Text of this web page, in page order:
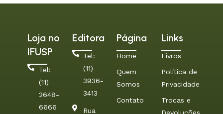
Loja no
IFUSP
Tel:
(11)
2648-
6666
Editora
Tel:
(11)
3936-
3413
Rua
Página
Home
Quem
Somos
Contato
Links
Livros
Política de
Privacidade
Trocas e
Devoluções